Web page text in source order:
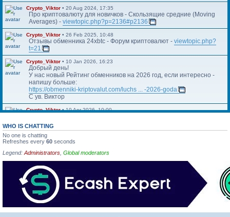
Crypto_Viktor • 20 Aug 2024, 17:35
Про криптовалюту для новичков - Скользящие средние (Moving
Averages) - viewtopic.php?p=2136#p2136
Crypto_Viktor • 26 Feb 2025, 10:48
Отзывы обменника 24xbtc - Форум криптовалют - viewtopic.php?
t=21
Crypto_Viktor • 10 Jan 2026, 16:23
Добрый день!
У нас новый Рейтинг обменников на 2026 год, если интересно -
напишу больше:
https://obmenniki-kriptovalut.com/luchs ... -2026-goda
С ув. Виктор
Crypto_Viktor•10 Apr 2026, 10:00
WHO IS CHATTING
No one is chatting
Refreshes every 60 seconds
Legend: Administrators Global moderators